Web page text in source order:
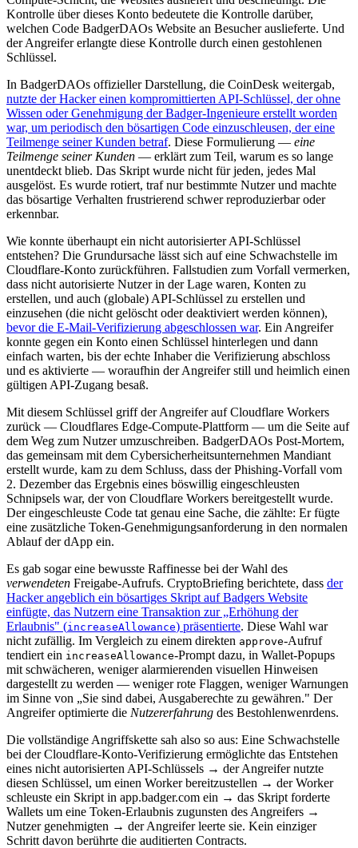
Kontrolle über dieses Konto bedeutete die Kontrolle darüber,
welchen Code BadgerDAOs Website an Besucher auslieferte. Und
der Angreifer erlangte diese Kontrolle durch einen gestohlenen
Schlüssel.
In BadgerDAOs offizieller Darstellung, die CoinDesk weitergab,
nutzte der Hacker einen kompromittierten API-Schlüssel, der ohne
Wissen oder Genehmigung der Badger-Ingenieure erstellt worden
war, um periodisch den bösartigen Code einzuschleusen, der eine
Teilmenge seiner Kunden betraf. Diese Formulierung — eine
Teilmenge seiner Kunden — erklärt zum Teil, warum es so lange
unentdeckt blieb. Das Skript wurde nicht für jeden, jedes Mal
ausgelöst. Es wurde rotiert, traf nur bestimmte Nutzer und machte
das bösartige Verhalten frustrierend schwer reproduzierbar oder
erkennbar.
Wie konnte überhaupt ein nicht autorisierter API-Schlüssel
entstehen? Die Grundursache lässt sich auf eine Schwachstelle im
Cloudflare-Konto zurückführen. Fallstudien zum Vorfall vermerken,
dass nicht autorisierte Nutzer in der Lage waren, Konten zu
erstellen, und auch (globale) API-Schlüssel zu erstellen und
einzusehen (die nicht gelöscht oder deaktiviert werden können),
bevor die E-Mail-Verifizierung abgeschlossen war. Ein Angreifer
konnte gegen ein Konto einen Schlüssel hinterlegen und dann
einfach warten, bis der echte Inhaber die Verifizierung abschloss
und es aktivierte — woraufhin der Angreifer still und heimlich einen
gültigen API-Zugang besaß.
Mit diesem Schlüssel griff der Angreifer auf Cloudflare Workers
zurück — Cloudflares Edge-Compute-Plattform — um die Seite auf
dem Weg zum Nutzer umzuschreiben. BadgerDAOs Post-Mortem,
das gemeinsam mit dem Cybersicherheitsunternehmen Mandiant
erstellt wurde, kam zu dem Schluss, dass der Phishing-Vorfall vom
2. Dezember das Ergebnis eines böswillig eingeschleusten
Schnipsels war, der von Cloudflare Workers bereitgestellt wurde.
Der eingeschleuste Code tat genau eine Sache, die zählte: Er fügte
eine zusätzliche Token-Genehmigungsanforderung in den normalen
Ablauf der dApp ein.
Es gab sogar eine bewusste Raffinesse bei der Wahl des
verwendeten Freigabe-Aufrufs. CryptoBriefing berichtete, dass der
Hacker angeblich ein bösartiges Skript auf Badgers Website
einfügte, das Nutzern eine Transaktion zur „Erhöhung der
Erlaubnis" (increaseAllowance) präsentierte. Diese Wahl war
nicht zufällig. Im Vergleich zu einem direkten approve-Aufruf
tendiert ein increaseAllowance-Prompt dazu, in Wallet-Popups
mit schwächeren, weniger alarmierenden visuellen Hinweisen
dargestellt zu werden — weniger rote Flaggen, weniger Warnungen
im Sinne von „Sie sind dabei, Ausgaberechte zu gewähren." Der
Angreifer optimierte die Nutzererfahrung des Bestohlenwenrdens.
Die vollständige Angriffskette sah also so aus: Eine Schwachstelle
bei der Cloudflare-Konto-Verifizierung ermöglichte das Entstehen
eines nicht autorisierten API-Schlüssels → der Angreifer nutzte
diesen Schlüssel, um einen Worker bereitzustellen → der Worker
schleuste ein Skript in app.badger.com ein → das Skript forderte
Wallets um eine Token-Erlaubnis zugunsten des Angreifers →
Nutzer genehmigten → der Angreifer leerte sie. Kein einziger
Schritt davon berührte die auditierten Contracts.